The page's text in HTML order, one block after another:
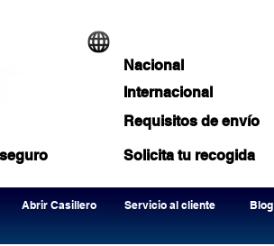
Nacional
Internacional
Requisitos de envío
Solicita tu recogida
Abrir Casillero Servicio al cliente Blog